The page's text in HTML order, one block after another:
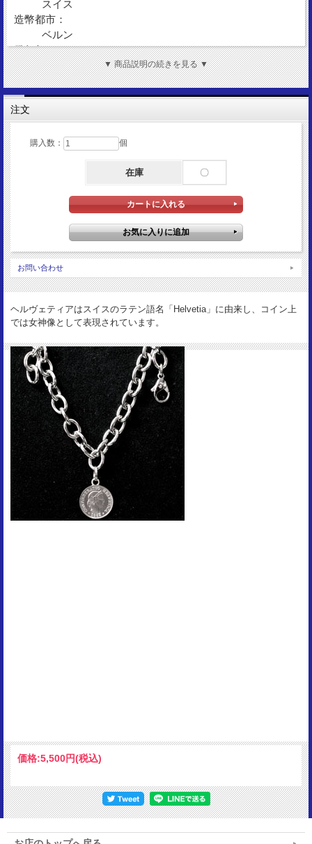
スイス
造幣都市：
ベルン
発行年：
1932
額面：
5ラッペン
金性：
表面図柄：
ヘルヴェティカ女神
リースと額面
19.1mm(コイン)
3g(コイン)
▼ 商品説明の続きを見る ▼
注文
購入数： 個
在庫 〇
お問い合わせ
ヘルヴェティアはスイスのラテン語名「Helvetia」に由来し、コイン上
では女神像として表現されています。
価格:5,500円(税込)